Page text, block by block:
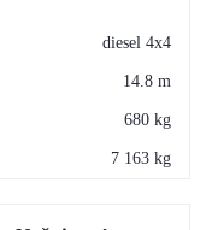
diesel 4x4
14.8 m
680 kg
7 163 kg